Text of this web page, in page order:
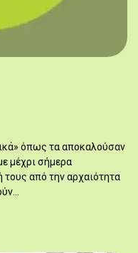
όπως τα αποκαλούσαν
μέχρι σήμερα
από την αρχαιότητα